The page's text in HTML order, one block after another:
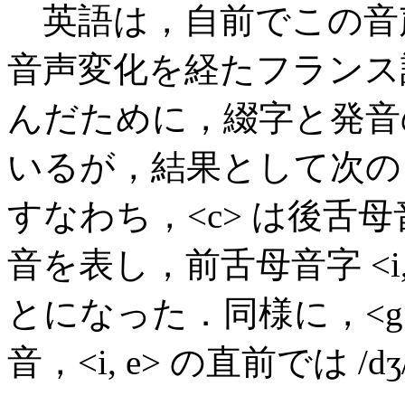
英語は，自前でこの
音声変化を経たフラン
んだために，綴字と発
いるが，結果として次
すなわち，<c> は後舌
音を表し，前舌母音字
とになった．同様に，
音，<i, e> の直前では /